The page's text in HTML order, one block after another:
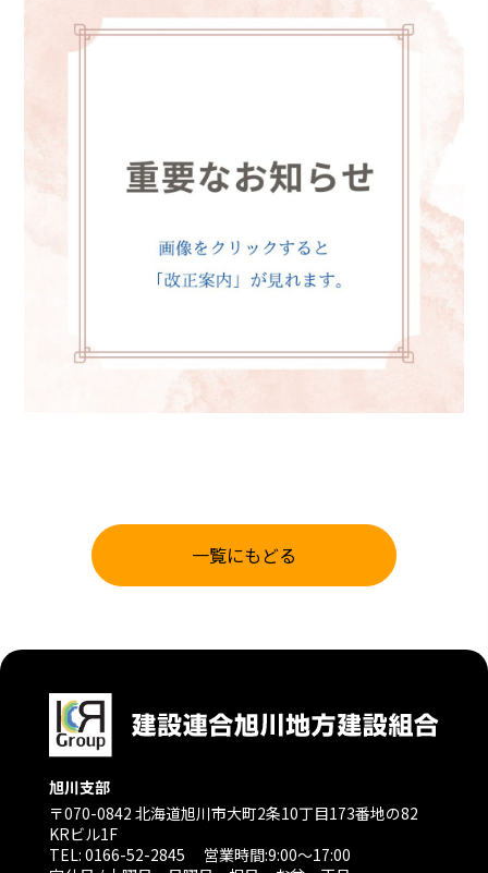
一覧にもどる
建設連合旭川地方建設組合
旭川支部
〒070-0842 北海道旭川市大町2条10丁目173番地の82
KRビル1F
TEL: 0166-52-2845 営業時間:9:00〜17:00